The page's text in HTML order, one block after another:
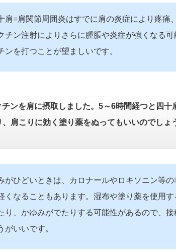
肩=肩関節周囲炎はすでに肩の炎症により疼痛
チン注射によりさらに腫脹や炎症が強くなる
ンを打つことが望ましいです。
チンを肩に摂取しました。5～6時間経つと四十
肩こりに効く塗り薬をぬってもいいのでしょ
がひどいときは、カロナールやロキソニン等
くなることもあります。湿布や塗り薬を使用
り、かゆみがでたりする可能性があるので、
がいいです。